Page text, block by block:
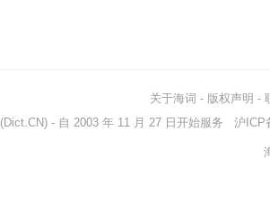
关于海词 - 版权声明 -
(Dict.CN) - 自 2003 年 11 月 27 日开始服务 沪ICP